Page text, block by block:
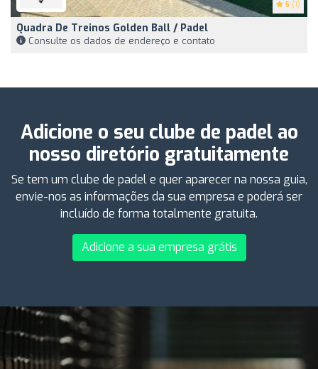
5 (1)
Quadra De Treinos Golden Ball / Padel
Consulte os dados de endereço e contato
Adicione o seu clube de padel ao
nosso diretório gratuitamente
Se tem um clube de padel e quer aparecer na nossa guia,
envie-nos as informações da sua empresa e poderá ser
incluído de forma totalmente gratuita.
Adicione a sua empresa grátis